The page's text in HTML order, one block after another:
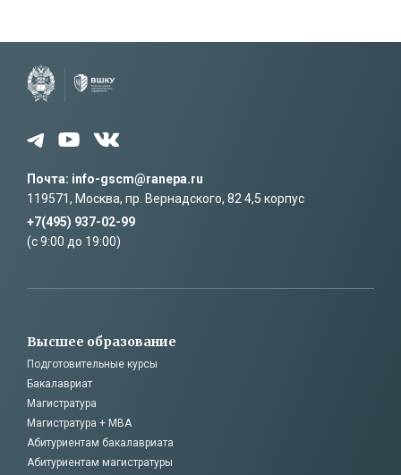
Почта: info-gscm@ranepa.ru
119571, Москва, пр. Вернадского, 82 4,5 корпус
+7(495) 937-02-99
(c 9:00 до 19:00)
Высшее образование
Подготовительные курсы
Бакалавриат
Магистратура
Магистратура + MBA
Абитуриентам бакалавриата
Абитуриентам магистратуры